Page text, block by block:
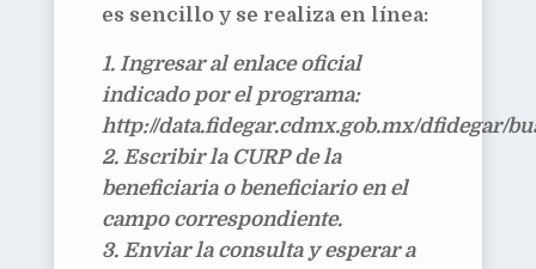
es sencillo y se realiza en línea:
Ingresar al enlace oficial
indicado por el programa:
http://data.fidegar.cdmx.gob.mx/dfidegar/
Escribir la CURP de la
beneficiaria o beneficiarioen el
campo correspondiente.
Enviar la consulta y esperar a